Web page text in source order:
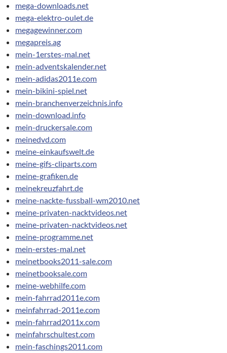
mega-downloads.net
mega-elektro-oulet.de
megagewinner.com
megapreis.ag
mein-1erstes-mal.net
mein-adventskalender.net
mein-adidas2011e.com
mein-bikini-spiel.net
mein-branchenverzeichnis.info
mein-download.info
mein-druckersale.com
meinedvd.com
meine-einkaufswelt.de
meine-gifs-cliparts.com
meine-grafiken.de
meinekreuzfahrt.de
meine-nackte-fussball-wm2010.net
meine-privaten-nacktvideos.net
meine-privaten-nacktvideos.net
meine-programme.net
mein-erstes-mal.net
meinetbooks2011-sale.com
meinetbooksale.com
meine-webhilfe.com
mein-fahrrad2011e.com
meinfahrrad-2011e.com
mein-fahrrad2011x.com
meinfahrschultest.com
mein-faschings2011.com